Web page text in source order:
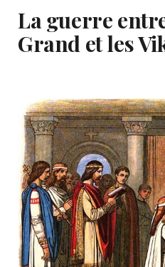
La guerre
Grand et les